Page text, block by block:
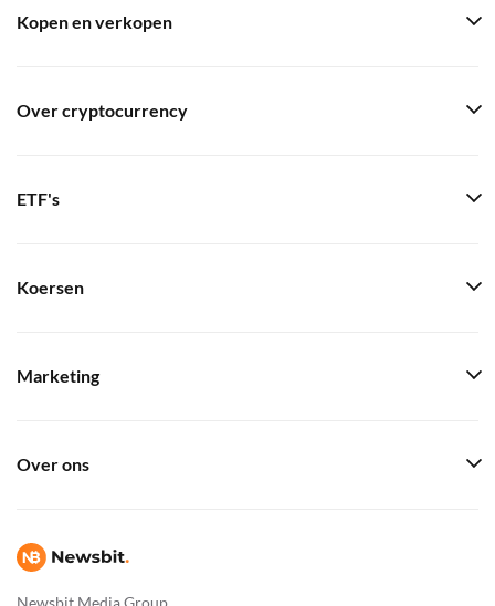
Newsbit Media Group
Kopen en verkopen
Over cryptocurrency
ETF's
Koersen
Marketing
Over ons